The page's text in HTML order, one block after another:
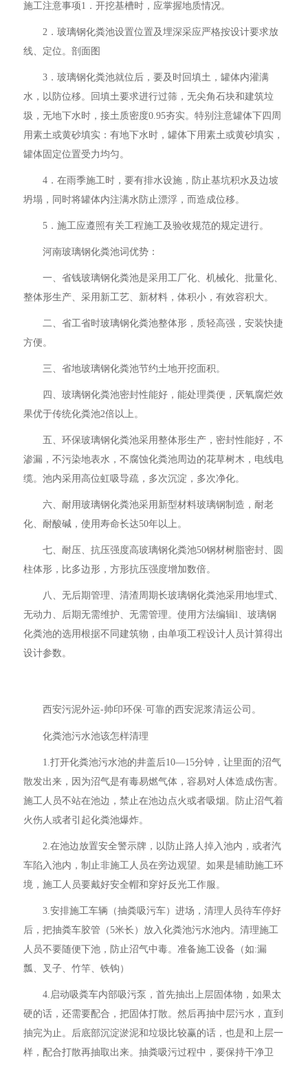
施工注意事项1．开挖基槽时，应掌握地质情况。
2．玻璃钢化粪池设置位置及埋深采应严格按设计要求放
线、定位。剖面图
3．玻璃钢化粪池就位后，要及时回填土，罐体内灌满
水，以防位移。回填土要求进行过筛，无尖角石块和建筑垃
圾，无地下水时，接土质密度0.95夯实。特别注意罐体下四周
用素土或黄砂填实：有地下水时，罐体下用素土或黄砂填实，
罐体固定位置受力均匀。
4．在雨季施工时，要有排水设施，防止基坑积水及边坡
坍塌，同时将罐体内注满水防止漂浮，而造成位移。
5．施工应遵照有关工程施工及验收规范的规定进行。
河南玻璃钢化粪池词优势：
一、省钱玻璃钢化粪池是采用工厂化、机械化、批量化、
整体形生产、采用新工艺、新材料，体积小，有效容积大。
二、省工省时玻璃钢化粪池整体形，质轻高强，安装快捷
方便。
三、省地玻璃钢化粪池节约土地开挖面积。
四、玻璃钢化粪池密封性能好，能处理粪便，厌氧腐烂效
果优于传统化粪池2倍以上。
五、环保玻璃钢化粪池采用整体形生产，密封性能好，不
渗漏，不污染地表水，不腐蚀化粪池周边的花草树木，电线电
缆。池内采用高位虹吸导疏，多次沉淀，多次净化。
六、耐用玻璃钢化粪池采用新型材料玻璃钢制造，耐老
化、耐酸碱，使用寿命长达50年以上。
七、耐压、抗压强度高玻璃钢化粪池50钢材树脂密封、圆
柱体形，比多边形，方形抗压强度增加数倍。
八、无后期管理、清渣周期长玻璃钢化粪池采用地埋式、
无动力、后期无需维护、无需管理。使用方法编辑l、玻璃钢
化粪池的选用根据不同建筑物，由单项工程设计人员计算得出
设计参数。
西安污泥外运-帅印环保·可靠的西安泥浆清运公司。
化粪池污水池该怎样清理
1.打开化粪池污水池的井盖后10—15分钟，让里面的沼气
散发出来，因为沼气是有毒易燃气体，容易对人体造成伤害。
施工人员不站在池边，禁止在池边点火或者吸烟。防止沼气着
火伤人或者引起化粪池爆炸。
2.在池边放置安全警示牌，以防止路人掉入池内，或者汽
车陷入池内，制止非施工人员在旁边观望。如果是辅助施工环
境，施工人员要戴好安全帽和穿好反光工作服。
3.安排施工车辆（抽粪吸污车）进场，清理人员待车停好
后，把抽粪车胶管（5米长）放入化粪池污水池内。清理施工
人员不要随便下池，防止沼气中毒。准备施工设备（如:漏
瓢、叉子、竹竿、铁钩）
4.启动吸粪车内部吸污泵，首先抽出上层固体物，如果太
硬的话，还需要配合，把固体打散。然后再抽中层污水，直到
抽完为止。后底部沉淀淤泥和垃圾比较赢的话，也是和上层一
样，配合打散再抽取出来。抽粪吸污过程中，要保持干净卫